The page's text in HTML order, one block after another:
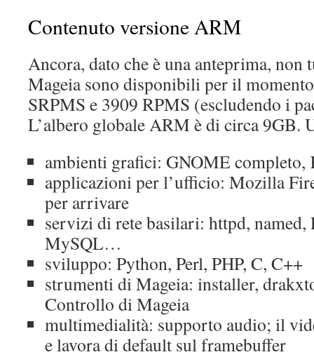
Contenuto versione ARM
Ancora, dato che è una anteprima, non
Mageia sono disponibili per il
SRPMS e 3909 RPMS (escludendo i
L’albero globale ARM è di circa 9GB.
ambienti grafici: GNOME
applicazioni per l’ufficio: Mozilla
per arrivare
servizi di rete basilari: httpd, named,
MySQL…
sviluppo: Python, Perl, PHP, C, C++
strumenti di Mageia: installer,
Controllo di Mageia
multimedialità: supporto audio; il
e lavora di default sul framebuffer